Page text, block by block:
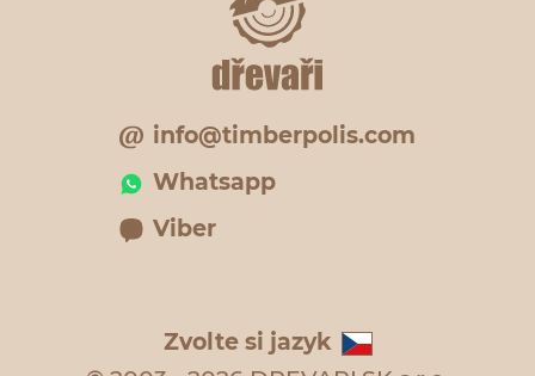
info@timberpolis.com
Whatsapp
Viber
Zvolte si jazyk